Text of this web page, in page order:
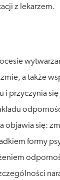
z lekarzem.
a także
i przyczynia
objawia się:
formy